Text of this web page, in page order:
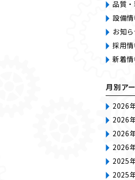
品質
設備
お知
採用
新着
月別ア
2026
2026
2026
2026
2025
2025